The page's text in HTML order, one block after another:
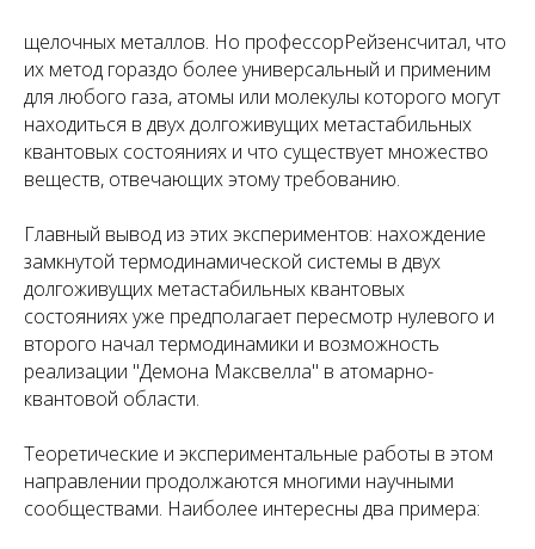
щелочных металлов. Но профессорРейзенсчитал, что
их метод гораздо более универсальный и применим
для любого газа, атомы или молекулы которого могут
находиться в двух долгоживущих метастабильных
квантовых состояниях и что существует множество
веществ, отвечающих этому требованию.
Главный вывод из этих экспериментов: нахождение
замкнутой термодинамической системы в двух
долгоживущих метастабильных квантовых
состоянияхуже предполагает пересмотр нулевого и
второго начал термодинамики и возможность
реализации "Демона Максвелла" в атомарно-
квантовой области.
Теоретические и экспериментальные работы в этом
направлении продолжаются многими научными
сообществами. Наиболее интересны два примера: